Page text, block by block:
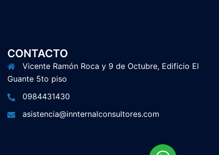
CONTACTO
Vicente Ramón Roca y 9 de Octubre, Edificio El
Guante 5to piso
0984431430
asistencia@innternalconsultores.com